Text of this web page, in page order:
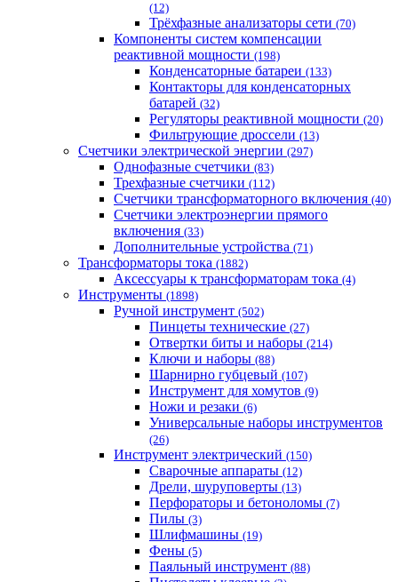
(12)
Трёхфазные анализаторы сети (70)
Компоненты систем компенсации
реактивной мощности (198)
Конденсаторные батареи (133)
Контакторы для конденсаторных
батарей (32)
Регуляторы реактивной мощности (20)
Фильтрующие дроссели (13)
Счетчики электрической энергии (297)
Однофазные счетчики (83)
Трехфазные счетчики (112)
Счетчики трансформаторного включения (40)
Счетчики электроэнергии прямого
включения (33)
Дополнительные устройства (71)
Трансформаторы тока (1882)
Аксессуары к трансформаторам тока (4)
Инструменты (1898)
Ручной инструмент (502)
Пинцеты технические (27)
Отвертки биты и наборы (214)
Ключи и наборы (88)
Шарнирно губцевый (107)
Инструмент для хомутов (9)
Ножи и резаки (6)
Универсальные наборы инструментов
(26)
Инструмент электрический (150)
Сварочные аппараты (12)
Дрели, шуруповерты (13)
Перфораторы и бетоноломы (7)
Пилы (3)
Шлифмашины (19)
Фены (5)
Паяльный инструмент (88)